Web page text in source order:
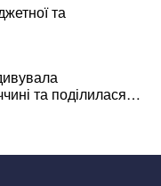
та
та поділилася